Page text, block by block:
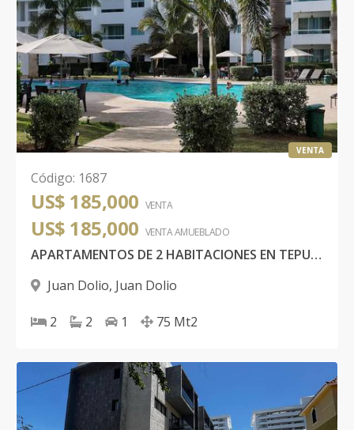
VENTA
Código: 1687
US$ 185,000 VENTA
US$ 185,000 VENTA AMUEBLADO
APARTAMENTOS DE 2 HABITACIONES EN TEPUY JUAN DOLIO
Juan Dolio, Juan Dolio
2 2 1 75 Mt2